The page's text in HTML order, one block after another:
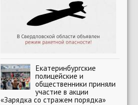
Екатеринбургские
полицейские и
общественники приняли
участие в акции
«Зарядка со стражем порядка»